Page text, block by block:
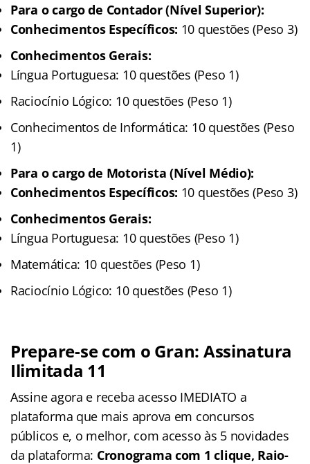
Para o cargo de Contador (Nível Superior):
Conhecimentos Específicos: 10 questões (Peso 3)
Conhecimentos Gerais:
Língua Portuguesa: 10 questões (Peso 1)
Raciocínio Lógico: 10 questões (Peso 1)
Conhecimentos de Informática: 10 questões (Peso
1)
Para o cargo de Motorista (Nível Médio):
Conhecimentos Específicos: 10 questões (Peso 3)
Conhecimentos Gerais:
Língua Portuguesa: 10 questões (Peso 1)
Matemática: 10 questões (Peso 1)
Raciocínio Lógico: 10 questões (Peso 1)
Prepare-se com o Gran: Assinatura
Ilimitada 11
Assine agora e receba acesso IMEDIATO a
plataforma que mais aprova em concursos
públicos e, o melhor, com acesso às 5 novidades
da plataforma: Cronograma com 1 clique, Raio-